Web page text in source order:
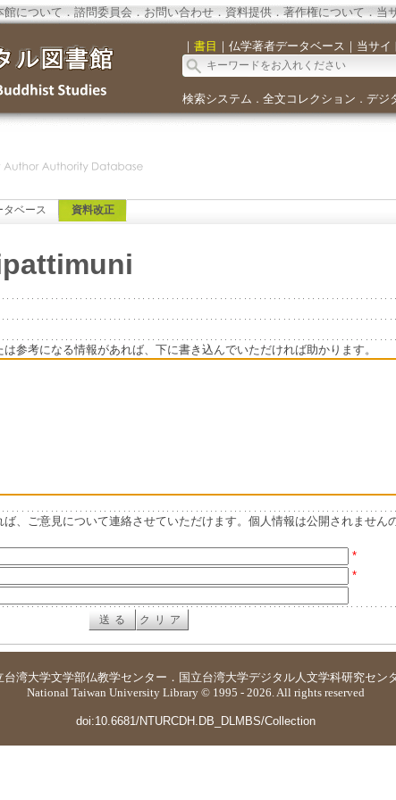
館について．諮問委員会． お問い合わせ． 資料提供．著作権について．当
｜ 書目 ｜ 仏学著者データベース ｜ 当サイ
検索システム ． 全文コレクション ． デジ
タベース 資料改正
参考になる情報があれば、下に書き込んでいただければ助かります。
、ご意見について連絡させていただけます。個人情報は公開されません
*
*
台湾大学文学部仏教学センター ． 国立台湾大学デジタル人文学科研究セン
National Taiwan University Library © 1995 - 2026. All rights reserved
doi:10.6681/NTURCDH.DB_DLMBS/Collection